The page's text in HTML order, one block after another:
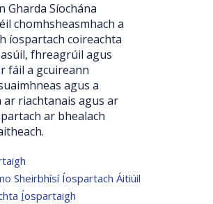
Gharda Síochána
chomhsheasmhach a
íospartach coireachta
fhreagrúil agus
fáil a gcuireann
agus a
riachtanais agus ar
ar bhealach
Sheirbhísí Íospartach Áitiúil
Íospartaigh